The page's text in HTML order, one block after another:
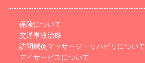
保険について
交通事故治療
訪問鍼灸マッサージ・リハビリについて
デイサービスについて